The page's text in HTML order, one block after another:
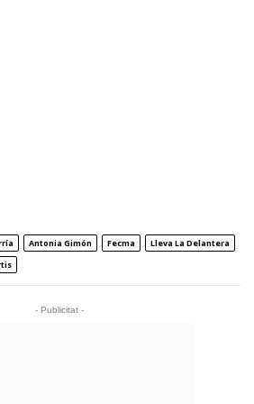
Antonia Gimón Fecma
Lleva La Delantera
- Publicitat -